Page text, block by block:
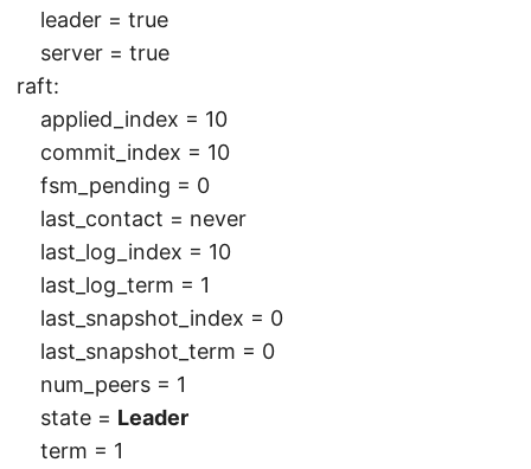
leader = true
server = true
raft:
applied_index = 10
commit_index = 10
fsm_pending = 0
last_contact = never
last_log_index = 10
last_log_term = 1
last_snapshot_index = 0
last_snapshot_term = 0
num_peers = 1
state = Leader
term = 1